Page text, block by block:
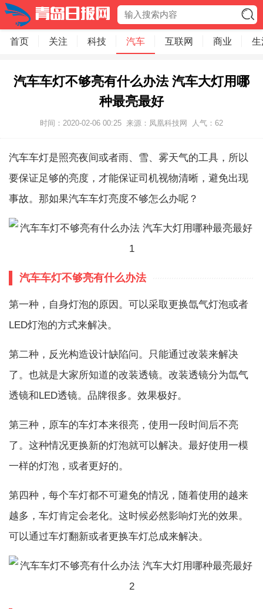
首页 关注 科技 汽车 互联网 商业 生
汽车车灯不够亮有什么办法 汽车大灯用哪
种最亮最好
时间：2020-02-06 00:25 来源：凤凰科技网 人气： 62
汽车车灯是照亮夜间或者雨、雪、雾天气的工具，所以
要保证足够的亮度，才能保证司机视物清晰，避免出现
事故。那如果汽车车灯亮度不够怎么办呢？
汽车车灯不够亮有什么办法
第一种，自身灯泡的原因。可以采取更换氙气灯泡或者
LED灯泡的方式来解决。
第二种，反光构造设计缺陷问。只能通过改装来解决
了。也就是大家所知道的改装透镜。改装透镜分为氙气
透镜和LED透镜。品牌很多。效果极好。
第三种，原车的车灯本来很亮，使用一段时间后不亮
了。这种情况更换新的灯泡就可以解决。最好使用一模
一样的灯泡，或者更好的。
第四种，每个车灯都不可避免的情况，随着使用的越来
越多，车灯肯定会老化。这时候必然影响灯光的效果。
可以通过车灯翻新或者更换车灯总成来解决。